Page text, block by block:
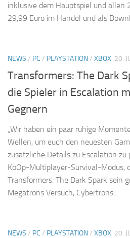
inklusive dem Hauptspiel und allen
29,99 Euro im Handel und als
NEWS / PC / PLAYSTATION/ XBOX 20.
Transformers: The Dark
die Spieler in Escalation
Gegnern
„Wir haben ein paar ruhige
Wellen, um euch den neuesten
zusätzliche Details zu Escalation zu
KoOp-Multiplayer-Survival-Modus,
Transformers: The Dark Spark sein
Megatrons Versuch, Cybertrons...
NEWS / PC / PLAYSTATION/ XBOX 20.